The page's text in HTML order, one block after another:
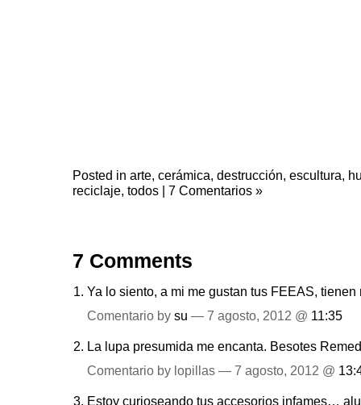
Posted in arte, cerámica, destrucción, escultura,
reciclaje, todos | 7 Comentarios »
7 Comments
Ya lo siento, a mi me gustan tus FEEAS, tienen
Comentario by su — 7 agosto, 2012 @ 11:35
La lupa presumida me encanta. Besotes
Comentario by lopillas — 7 agosto, 2012 @
Estoy curioseando tus accesorios infames…